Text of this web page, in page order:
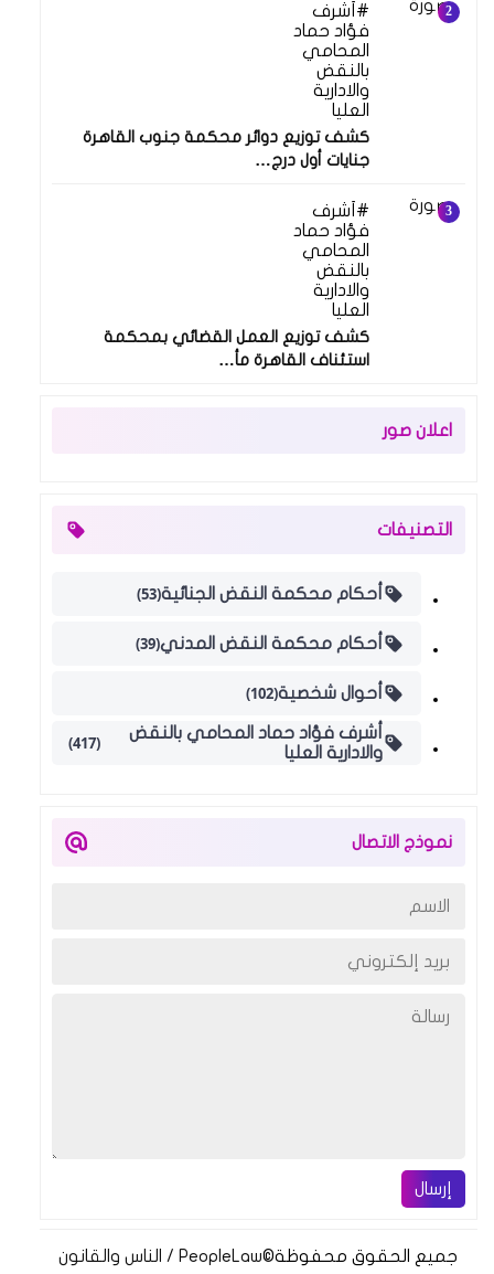
أشرف
فؤاد حماد
المحامي
بالنقض
والادارية
العليا
كشف توزيع دوائر محكمة جنوب القاهرة
جنايات أول درج…
أشرف
فؤاد حماد
المحامي
بالنقض
والادارية
العليا
كشف توزيع العمل القضائي بمحكمة
استئناف القاهرة مأ…
اعلان صور
التصنيفات
أحكام محكمة النقض الجنائية(53)
أحكام محكمة النقض المدني(39)
أحوال شخصية(102)
أشرف فؤاد حماد المحامي بالنقض
والادارية العليا
(417)
نموذج الاتصال
إرسال
جميع الحقوق محفوظة©PeopleLaw / الناس والقانون‏